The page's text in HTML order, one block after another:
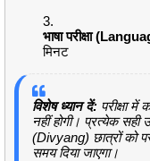
भाषा परीक्षा
मिनट
विशेष ध्यान दें: परीक्षा में
नहीं होगी। प्रत्येक सही
(Divyang) छात्रों को
समय दिया जाएगा।